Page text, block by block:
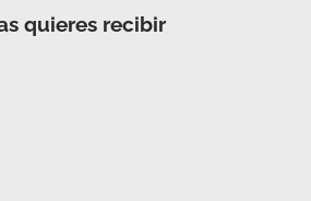
quieres recibir